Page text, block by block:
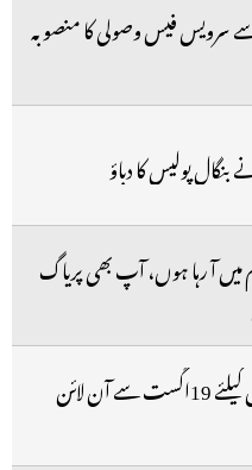
سرویس فیس وصولی کا منصوبہ
بنگال پولیس کا دباؤ
میں آ رہا ہوں، آپ بھی پریاگ
پولیس کی 7437 جائیدادوں کیلئے 19اگست سے آن لائن